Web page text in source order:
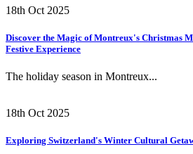
18th Oct 2025
Discover the Magic of Montreux's Christmas
Festive Experience
The holiday season in Montreux...
18th Oct 2025
Exploring Switzerland's Winter Cultural